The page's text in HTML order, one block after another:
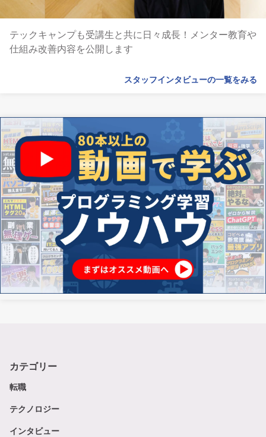
テックキャンプも受講生と共に日々成長！メンター教育や
仕組み改善内容を公開します
スタッフインタビューの一覧をみる
カテゴリー
転職
テクノロジー
インタビュー